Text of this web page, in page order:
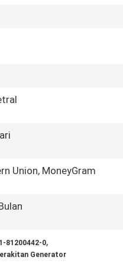
Union, MoneyGram
1-81200442-0,
Generator